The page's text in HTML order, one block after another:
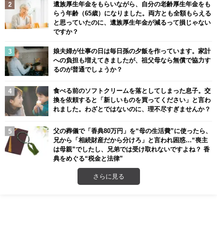
遺族厚生年金をもらいながら、自分の老齢厚生年金をも
らう年齢（65歳）になりました。両方とも全額もらえる
と思っていたのに、遺族厚生年金が減るって損じゃない
ですか？
娘夫婦が仕事の日は毎日孫の夕飯を作っています。家計
への負担も増えてきましたが、祖父母なら無償で協力す
るのが普通でしょうか？
食べる前のソフトクリームを落としてしまった息子。交
換を依頼すると「新しいものを買ってください」と言わ
れました。わざとではないのに、理不尽すぎませんか？
父の葬儀で「香典80万円」を“母の生活費”に使ったら、
兄から「相続財産だから分けろ」と言われ困惑…“喪主
は母親”でしたし、兄弟では受け取れないですよね？ 香
典をめぐる“税金と法律”
さらに見る